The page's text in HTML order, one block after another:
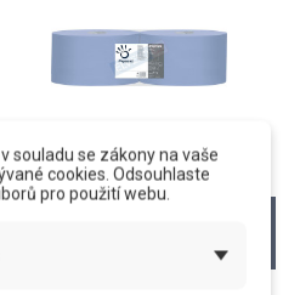
souladu se zákony na vaše
cookies. Odsouhlaste
pro použití webu.